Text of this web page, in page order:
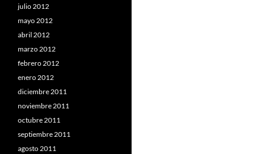
julio 2012
mayo 2012
abril 2012
marzo 2012
febrero 2012
enero 2012
diciembre 2011
noviembre 2011
octubre 2011
septiembre 2011
agosto 2011